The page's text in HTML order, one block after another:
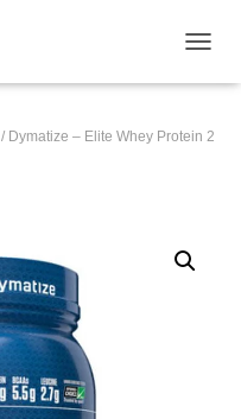
/ Dymatize – Elite Whey Protein 2